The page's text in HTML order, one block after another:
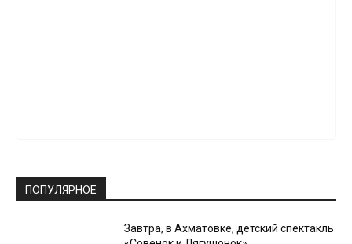
ПОПУЛЯРНОЕ
Завтра, в Ахматовке, детский спектакль